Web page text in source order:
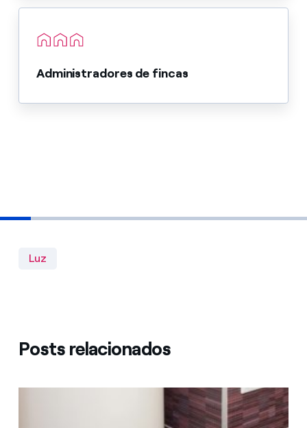
Administradores de fincas
Luz
Posts relacionados